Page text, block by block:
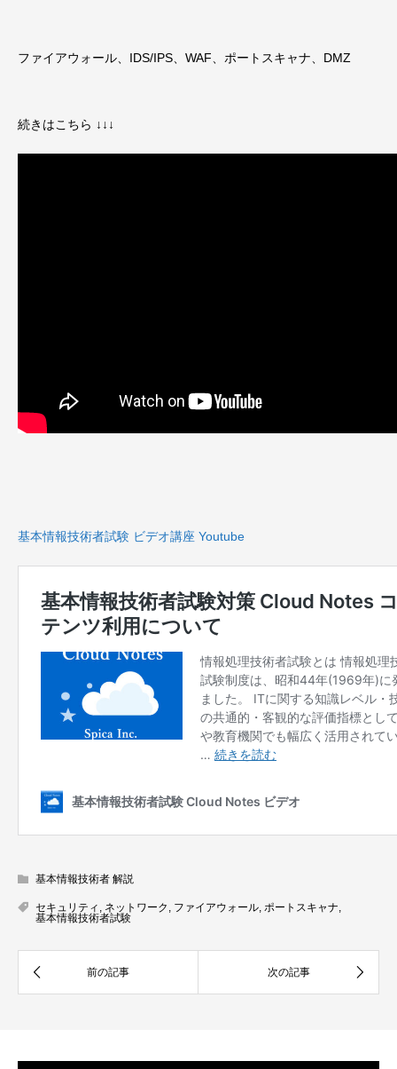
ファイアウォール、IDS/IPS、WAF、ポートスキャナ、DMZ
続きはこちら ↓↓↓
基本情報技術者試験 ビデオ講座 Youtube
基本情報技術者 解説
セキュリティ , ネットワーク , ファイアウォール, ポートスキャナ,
基本情報技術者試験